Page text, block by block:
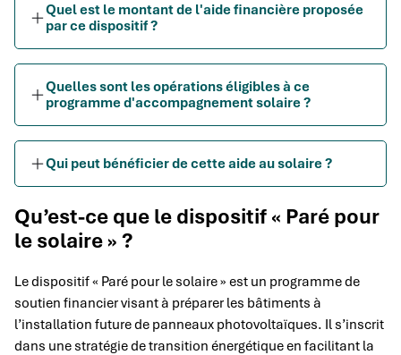
Quel est le montant de l'aide financière proposée
par ce dispositif ?
Quelles sont les opérations éligibles à ce
programme d'accompagnement solaire ?
Qui peut bénéficier de cette aide au solaire ?
Qu’est-ce que le dispositif « Paré pour
le solaire » ?
Le dispositif « Paré pour le solaire » est un programme de
soutien financier visant à préparer les bâtiments à
l’installation future de panneaux photovoltaïques. Il s’inscrit
dans une stratégie de transition énergétique en facilitant la